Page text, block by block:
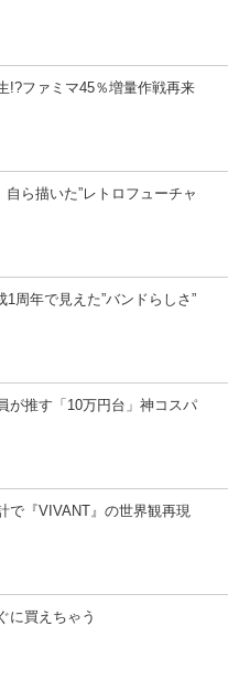
!?ファミマ45％増量作戦再来
ら描いた”レトロフューチャ
周年で見えた”バンドらしさ”
が推す「10万円台」神コスパ
で『VIVANT』の世界観再現
に買えちゃう